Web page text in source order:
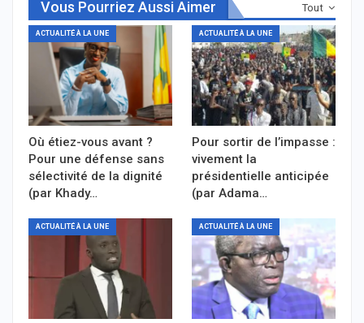
Tout
Vous Pourriez Aussi Aimer
ACTUALITÉ À LA UNE
Où étiez-vous avant ?
Pour une défense sans
sélectivité de la dignité
(par Khady…
ACTUALITÉ À LA UNE
Pour sortir de l’impasse :
vivement la
présidentielle anticipée
(par Adama…
ACTUALITÉ À LA UNE ACTUALITÉ À LA UNE